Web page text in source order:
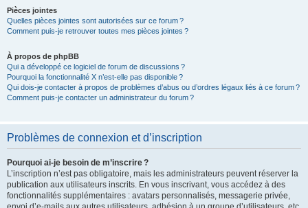
Pièces jointes
Quelles pièces jointes sont autorisées sur ce forum ?
Comment puis-je retrouver toutes mes pièces jointes ?
À propos de phpBB
Qui a développé ce logiciel de forum de discussions ?
Pourquoi la fonctionnalité X n’est-elle pas disponible ?
Qui dois-je contacter à propos de problèmes d’abus ou d’ordres légaux liés à ce forum ?
Comment puis-je contacter un administrateur du forum ?
Problèmes de connexion et d’inscription
Pourquoi ai-je besoin de m’inscrire ?
L’inscription n’est pas obligatoire, mais les administrateurs peuvent réserver la
publication aux utilisateurs inscrits. En vous inscrivant, vous accédez à des
fonctionnalités supplémentaires : avatars personnalisés, messagerie privée,